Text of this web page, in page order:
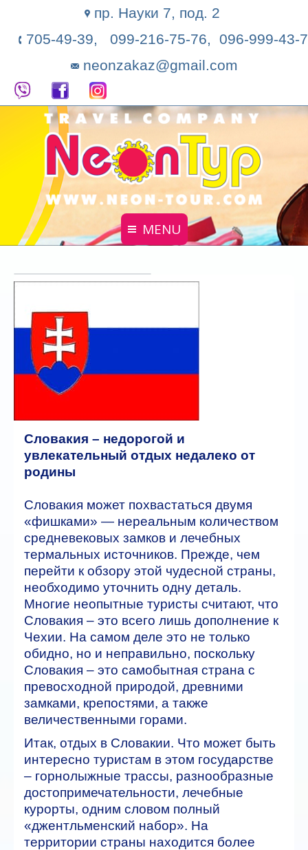
пр. Науки 7, под. 2
705-49-39, 099-216-75-76, 096-999-43-
neonzakaz@gmail.com
MENU
Автобусные туры
ГОРЯЩИЕ ТУРЫ
туры дня
Отели
Контакты
Словакия – недорогой и
увлекательный отдых недалеко от
родины
Словакия может похвастаться двумя
«фишками» — нереальным количеством
средневековых замков и лечебных
термальных источников. Прежде, чем
перейти к обзору этой чудесной страны,
необходимо уточнить одну деталь.
Многие неопытные туристы считают, что
Словакия – это всего лишь дополнение к
Чехии. На самом деле это не только
обидно, но и неправильно, поскольку
Словакия – это самобытная страна с
превосходной природой, древними
замками, крепостями, а также
величественными горами.
Итак, отдых в Словакии. Что может быть
интересно туристам в этом государстве
– горнолыжные трассы, разнообразные
достопримечательности, лечебные
курорты, одним словом полный
«джентльменский набор». На
территории страны находится более